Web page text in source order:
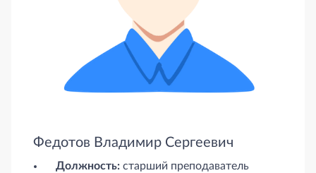
Федотов Владимир Сергеевич
Должность: старший преподаватель